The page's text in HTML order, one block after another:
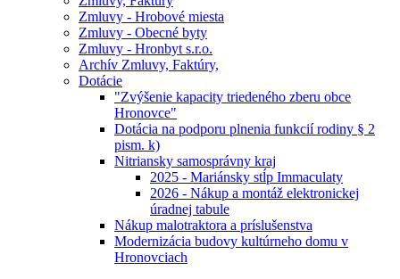
Zmluvy - Hrobové miesta
Zmluvy - Obecné byty
Zmluvy - Hronbyt s.r.o.
Archív Zmluvy, Faktúry,
Dotácie
"Zvýšenie kapacity triedeného zberu obce
Hronovce"
Dotácia na podporu plnenia funkcií rodiny § 2
pism. k)
Nitriansky samosprávny kraj
2025 - Mariánsky stĺp Immaculaty
2026 - Nákup a montáž elektronickej
úradnej tabule
Nákup malotraktora a príslušenstva
Modernizácia budovy kultúrneho domu v
Hronovciach